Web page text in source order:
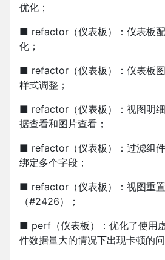
优化；
■ refactor（仪表板）：仪表板
化；
■ refactor（仪表板）：仪表板
样式调整；
■ refactor（仪表板）：视图明
据查看和图片查看；
■ refactor（仪表板）：过滤组
绑定多个字段；
■ refactor（仪表板）：视图重
（#2426）；
■ perf（仪表板）：优化了使用
件数据量大的情况下出现卡顿的问